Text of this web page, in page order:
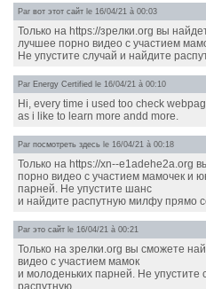
Par вот этот сайт le 16/04/21 à 00:03
Только на https://зрелки.org вы
лучшее порно видео с участием
Не упустите случай и найдите
Par Energy Certified le 16/04/21 à 00:10
Hi, every time i used too check
as i like to learn more andd more.
Par посмотреть здесь le 16/04/21 à 00:18
Только на https://xn--e1adehe2a.org
порно видео с участием мамочек и
парней. Не упустите шанс
и найдите распутную милфу прямо
Par это сайт le 16/04/21 à 00:21
Только на зрелки.org вы сможете
видео с участием мамок
и молоденьких парней. Не упустите
распутную